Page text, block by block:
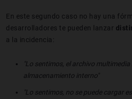
En este segundo caso no hay una
desarrolladores te pueden lanzar
a la incidencia:
"Lo sentimos, el archivo
almacenamiento interno"
"Lo sentimos, no se puede cargar